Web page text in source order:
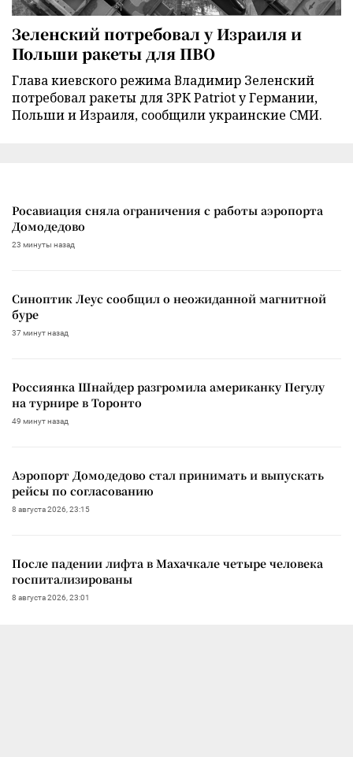
Зеленский потребовал у Израиля и
Польши ракеты для ПВО
Глава киевского режима Владимир Зеленский
потребовал ракеты для ЗРК Patriot у Германии,
Польши и Израиля, сообщили украинские СМИ.
Росавиация сняла ограничения с работы аэропорта
Домодедово
23 минуты назад
Синоптик Леус сообщил о неожиданной магнитной
буре
37 минут назад
Россиянка Шнайдер разгромила американку Пегулу
на турнире в Торонто
49 минут назад
Аэропорт Домодедово стал принимать и выпускать
рейсы по согласованию
8 августа 2026, 23:15
После падении лифта в Махачкале четыре человека
госпитализированы
8 августа 2026, 23:01